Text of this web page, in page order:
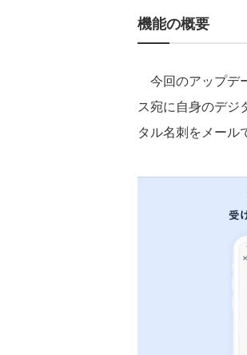
機能の概要
今回のアップデ
ス宛に自身のデジ
タル名刺をメール